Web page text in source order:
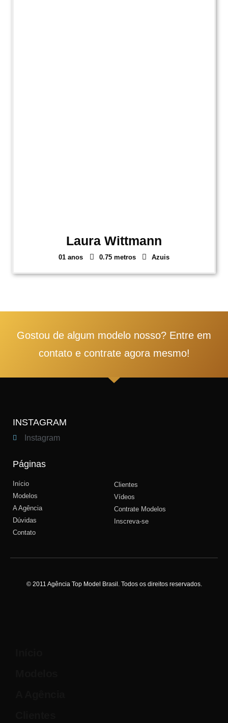
Laura Wittmann
01 anos 0.75 metros Azuis
Gostou de algum modelo nosso? Entre em
contato e contrate agora mesmo!
INSTAGRAM
Instagram
Páginas
Início
Modelos
A Agência
Dúvidas
Contato
Clientes
Vídeos
Contrate Modelos
Inscreva-se
© 2011 Agência Top Model Brasil. Todos os direitos reservados.